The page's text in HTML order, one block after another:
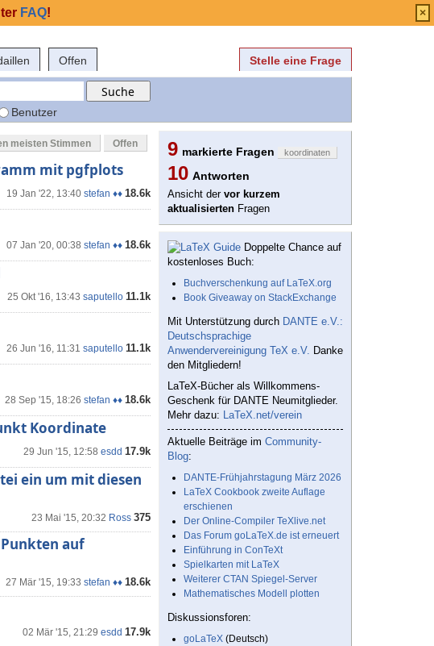
Offen Stelle eine Frage
Benutzer
meisten Stimmen Offen
mit pgfplots
19 Jan '22, 13:40 stefan ♦♦ 18.6k
07 Jan '20, 00:38 stefan ♦♦ 18.6k
25 Okt '16, 13:43 saputello 11.1k
26 Jun '16, 11:31 saputello 11.1k
28 Sep '15, 18:26 stefan ♦♦ 18.6k
Koordinate
29 Jun '15, 12:58 esdd 17.9k
ein um mit diesen
23 Mai '15, 20:32 Ross 375
auf
27 Mär '15, 19:33 stefan ♦♦ 18.6k
02 Mär '15, 21:29 esdd 17.9k
9 markierte Fragen koordinaten
10 Antworten
Ansicht der vor kurzem
aktualisierten Fragen
Doppelte Chance auf
kostenloses Buch:
Buchverschenkung auf LaTeX.org
Book Giveaway on StackExchange
Mit Unterstützung durch DANTE e.V.:
Deutschsprachige
Anwendervereinigung TeX e.V. Danke
den Mitgliedern!
LaTeX-Bücher als Willkommens-
Geschenk für DANTE Neumitglieder.
Mehr dazu: LaTeX.net/verein
Aktuelle Beiträge im Community-
Blog:
DANTE-Frühjahrstagung März 2026
LaTeX Cookbook zweite Auflage
erschienen
Der Online-Compiler TeXlive.net
Das Forum goLaTeX.de ist erneuert
Einführung in ConTeXt
Spielkarten mit LaTeX
Weiterer CTAN Spiegel-Server
Mathematisches Modell plotten
Diskussionsforen:
goLaTeX (Deutsch)
FAQ! ×